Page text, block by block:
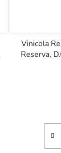
Vinicola
Reserva,